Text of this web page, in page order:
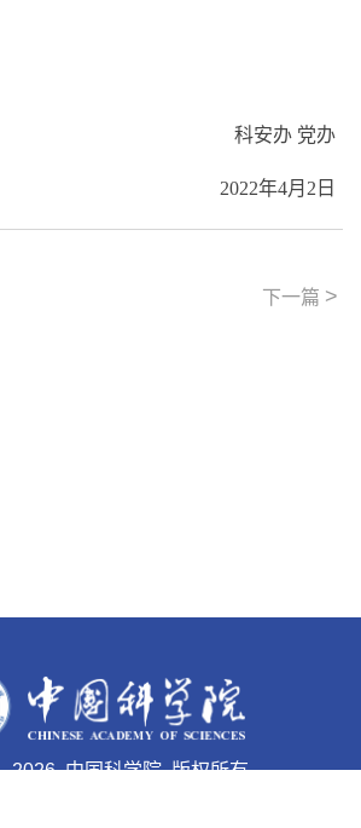
科安办 党办
2022年4月 2 日
下一篇 >
-2026 中国科学院 版权所有